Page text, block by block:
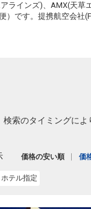
)
東京(羽田)
する
東京(羽田)
用する
東京(羽田)
アラインズ)、AMX(天
）です。提携航空会社
索のタイミングに
ホテル指定
価格の安い順 価